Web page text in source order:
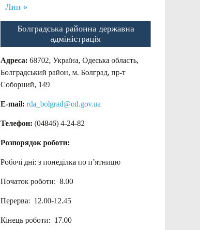
Лип »
Болградська районна державна
адміністрація
Адреса: 68702, Україна, Одеська область,
Болградський район, м. Болград, пр-т
Соборний, 149
E-mail: rda_bolgrad@od.gov.ua
Телефон: (04846) 4-24-82
Розпорядок роботи:
Робочі дні: з понеділка по п’ятницю
Початок роботи: 8.00
Перерва: 12.00-12.45
Кінець роботи: 17.00